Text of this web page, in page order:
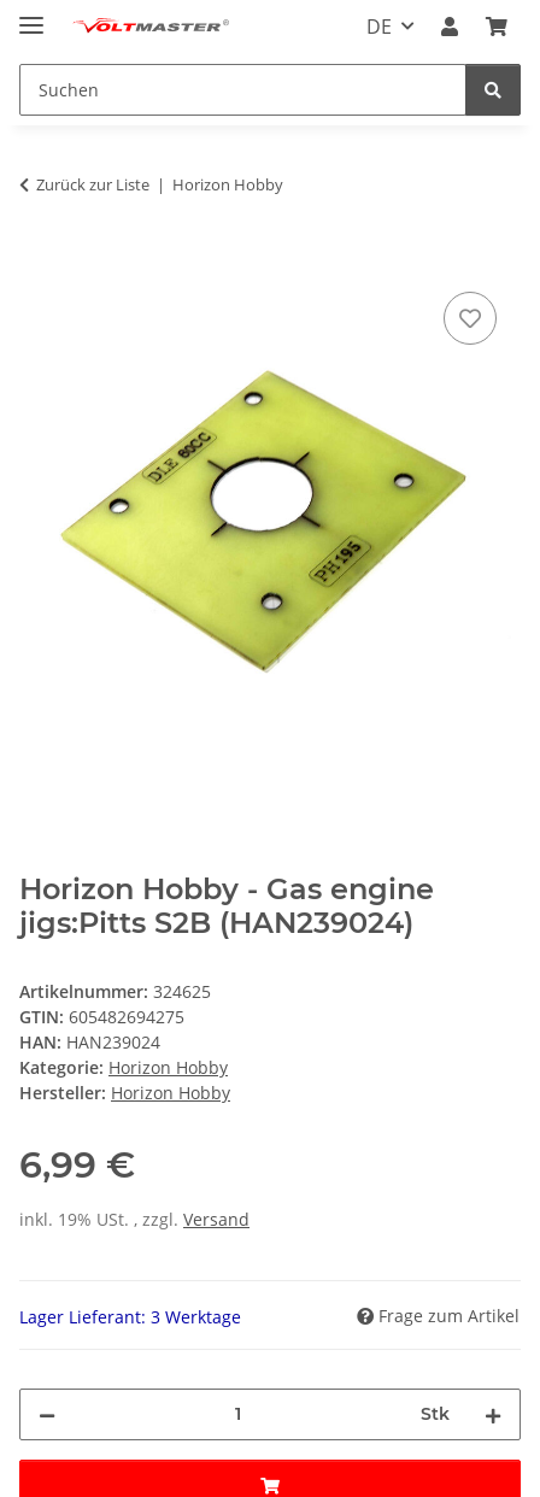
DE
Zurück zur Liste Horizon Hobby
Horizon Hobby - Gas engine
jigs:Pitts S2B (HAN239024)
Artikelnummer: 324625
GTIN: 605482694275
HAN: HAN239024
Kategorie: Horizon Hobby
Hersteller: Horizon Hobby
6,99 €
inkl. 19% USt. , zzgl. Versand
Lager Lieferant: 3 Werktage Frage zum Artikel
Stk